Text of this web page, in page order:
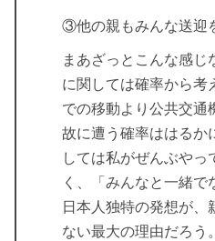
③他の親もみんな送迎
まあざっとこんな感
に関しては確率から考
での移動より公共交通
故に遭う確率ははる
しては私がぜんぶや
く、「みんなと一緒で
日本人独特の発想が、
ない最大の理由だろう。